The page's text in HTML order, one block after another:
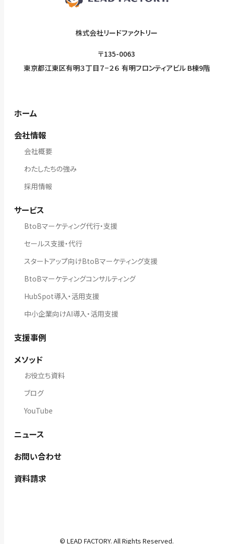
株式会社リードファクトリー
〒135-0063
東京都江東区有明３丁目７−２６ 有明フロンティアビル B棟9階
ホーム
会社情報
会社概要
わたしたちの強み
採用情報
サービス
BtoBマーケティング代行・支援
セールス支援・代行
スタートアップ向けBtoBマーケティング支援
BtoBマーケティングコンサルティング
HubSpot導入・活用支援
中小企業向けAI導入・活用支援
支援事例
メソッド
お役立ち資料
ブログ
YouTube
ニュース
お問い合わせ
資料請求
© LEAD FACTORY. All Rights Reserved.